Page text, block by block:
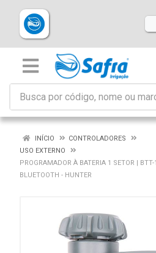
INÍCIO
CONTROLADORES
USO EXTERNO
PROGRAMADOR À BATERIA 1 SETOR | BTT-
BLUETOOTH - HUNTER